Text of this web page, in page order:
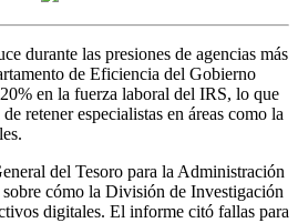
durante las presiones de agencias más
de Eficiencia del Gobierno
en la fuerza laboral del IRS, lo que
retener especialistas en áreas como la
del Tesoro para la Administración
cómo la División de Investigación
digitales. El informe citó fallas para